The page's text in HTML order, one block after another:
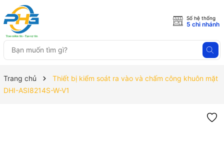
Số hệ thống
5 chi nhánh
Trang chủ
Thiết bị kiểm soát ra vào và chấm công khuôn mặt
DHI-ASI8214S-W-V1